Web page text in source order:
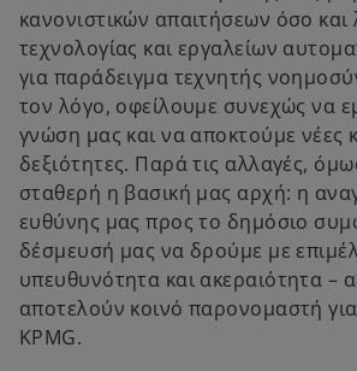
κανονιστικών απαιτήσεων όσο
τεχνολογίας και εργαλείων
για παράδειγμα τεχνητής
τον λόγο, οφείλουμε συνεχώς να
γνώση μας και να αποκτούμε νέες
δεξιότητες. Παρά τις αλλαγές,
σταθερή η βασική μας αρχή: η
ευθύνης μας προς το δημόσιο
δέσμευσή μας να δρούμε με
υπευθυνότητα και ακεραιότητα –
αποτελούν κοινό παρονομαστή
KPMG.